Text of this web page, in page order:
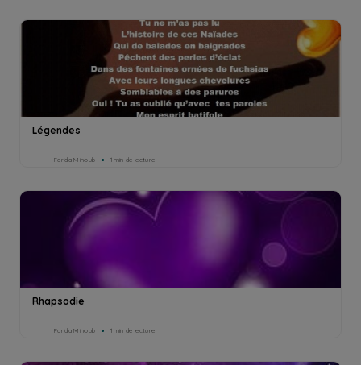
Légendes
Farida Mihoub 1min de lecture
Rhapsodie
Farida Mihoub 1min de lecture